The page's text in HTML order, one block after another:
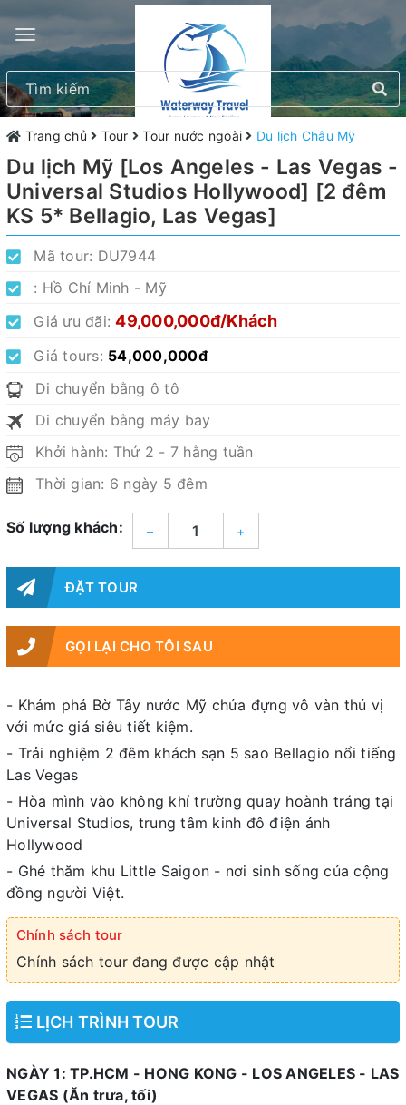
Trang chủ Tour Tour nước ngoài Du lịch Châu Mỹ
Du lịch Mỹ [Los Angeles - Las Vegas -
Universal Studios Hollywood] [2 đêm
KS 5* Bellagio, Las Vegas]
Mã tour: DU7944
: Hồ Chí Minh - Mỹ
Giá ưu đãi:49,000,000đ/Khách
Giá tours: 54,000,000đ
Di chuyển bằng ô tô
Di chuyển bằng máy bay
Khởi hành: Thứ 2 - 7 hằng tuần
Thời gian: 6 ngày 5 đêm
Số lượng khách: – +
ĐẶT TOUR
GỌI LẠI CHO TÔI SAU
- Khám phá Bờ Tây nước Mỹ chứa đựng vô vàn thú vị
với mức giá siêu tiết kiệm.
- Trải nghiệm 2 đêm khách sạn 5 sao Bellagio nổi tiếng
Las Vegas
- Hòa mình vào không khí trường quay hoành tráng tại
Universal Studios, trung tâm kinh đô điện ảnh
Hollywood
- Ghé thăm khu Little Saigon - nơi sinh sống của cộng
đồng người Việt.
Chính sách tour
Chính sách tour đang được cập nhật
LỊCH TRÌNH TOUR
NGÀY 1: TP.HCM - HONG KONG - LOS ANGELES - LAS
VEGAS (Ăn trưa, tối)